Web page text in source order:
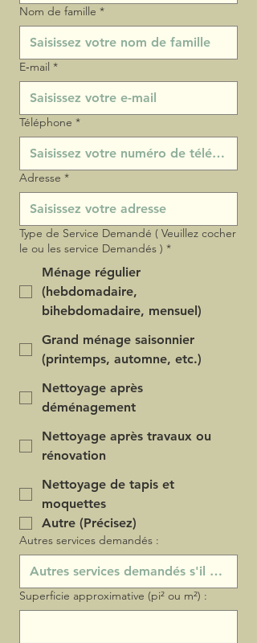
Nom de famille *
E‑mail *
Téléphone *
Adresse *
Type de Service Demandé ( Veuillez cocher
le ou les service Demandés ) *
Ménage régulier
(hebdomadaire,
bihebdomadaire, mensuel)
Grand ménage saisonnier
(printemps, automne, etc.)
Nettoyage après
déménagement
Nettoyage après travaux ou
rénovation
Nettoyage de tapis et
moquettes
Autre (Précisez)
Autres services demandés :
Superficie approximative (pi² ou m²) :